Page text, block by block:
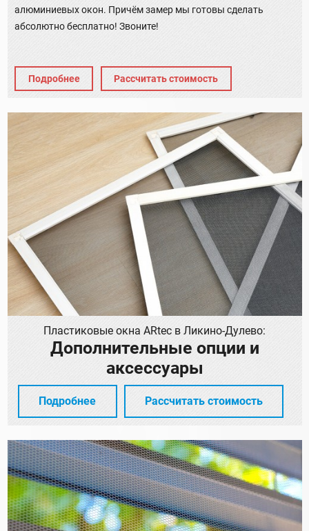
алюминиевых окон. Причём замер мы готовы сделать
абсолютно бесплатно! Звоните!
Подробнее Рассчитать стоимость
Пластиковые окна ARtec в Ликино-Дулево:
Дополнительные опции и
аксессуары
Подробнее Рассчитать стоимость